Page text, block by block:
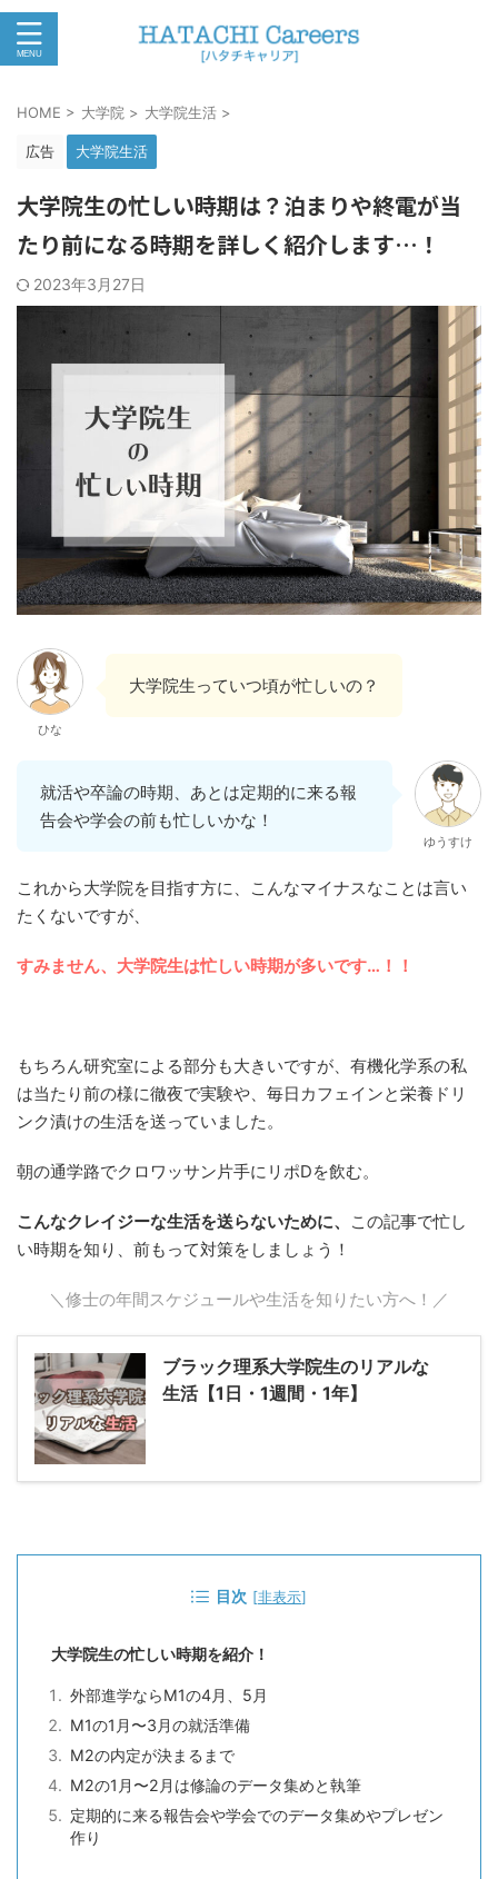
HOME > 大学院 > 大学院生活 >
広告 大学院生活
大学院生の忙しい時期は？泊まりや終電が当
たり前になる時期を詳しく紹介します…！
2023年3月27日
ひな
大学院生っていつ頃が忙しいの？
就活や卒論の時期、あとは定期的に来る報
告会や学会の前も忙しいかな！
ゆうすけ
これから大学院を目指す方に、こんなマイナスなことは言い
たくないですが、
すみません、大学院生は忙しい時期が多いです…！！
もちろん研究室による部分も大きいですが、有機化学系の私
は当たり前の様に徹夜で実験や、毎日カフェインと栄養ドリ
ンク漬けの生活を送っていました。
朝の通学路でクロワッサン片手にリポDを飲む。
こんなクレイジーな生活を送らないために、
この記事で忙し
い時期を知り、前もって対策をしましょう！
＼修士の年間スケジュールや生活を知りたい方へ！／
ブラック理系大学院生のリアルな
生活【1日・1週間・1年】
目次 [非表示]
大学院生の忙しい時期を紹介！
外部進学ならM1の4月、5月
M1の1月〜3月の就活準備
M2の内定が決まるまで
M2の1月〜2月は修論のデータ集めと執筆
定期的に来る報告会や学会でのデータ集めやプレゼン
作り